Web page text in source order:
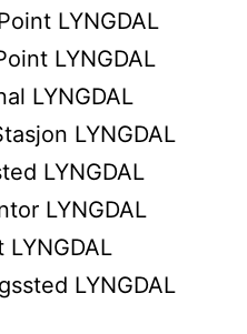
LYNGDAL
LYNGDAL
LYNGDAL
LYNGDAL
LYNGDAL
LYNGDAL
LYNGDAL
LYNGDAL